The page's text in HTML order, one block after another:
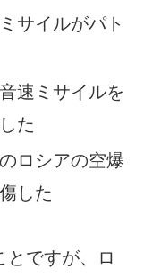
サイルがパト
速ミサイルを
た
ロシアの空爆
した
とですが、ロ